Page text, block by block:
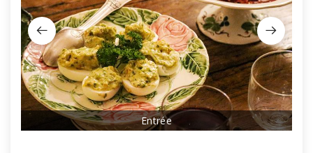
Entrée